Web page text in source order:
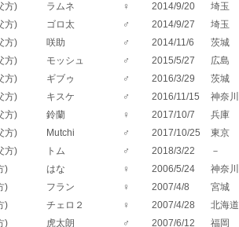
方) ラムネ ♀ 2014/9/20 埼玉
方) ゴロ太 ♂ 2014/9/27 埼玉
方) 咲助 ♂ 2014/11/6 茨城
方) モッシュ ♂ 2015/5/27 広島
方) ギブゥ ♂ 2016/3/29 茨城
方) キスケ ♂ 2016/11/15 神奈川
方) 鈴蘭 ♀ 2017/10/7 兵庫
方) Mutchi ♂ 2017/10/25 東京
方) トム ♂ 2018/3/22 －
) はな ♀ 2006/5/24 神奈川
) フラン ♀ 2007/4/8 宮城
) チェロ２ ♀ 2007/4/28 北海道
) 虎太朗 ♂ 2007/6/12 福岡